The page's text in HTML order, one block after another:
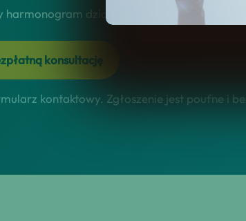
działań online w całej Polsce.
konsultację
kontaktowy. Zgłoszenie jest poufne i